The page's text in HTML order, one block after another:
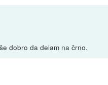
dobro da delam na črno.